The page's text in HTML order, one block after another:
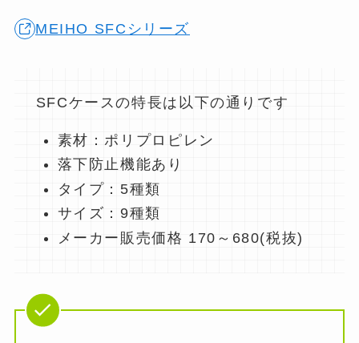
MEIHO SFCシリーズ
SFCケースの特長は以下の通りです
素材：ポリプロピレン
落下防止機能あり
タイプ：5種類
サイズ：9種類
メーカー販売価格 170～680(税抜)